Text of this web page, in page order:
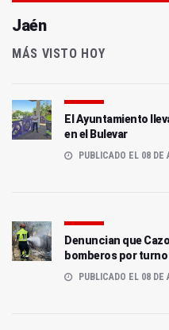
Jaén
MÁS VISTO HOY
El Ayuntamiento
en el Bulevar
PUBLICADO EL 08 DE
Denuncian que
bomberos por turno
PUBLICADO EL 08 DE